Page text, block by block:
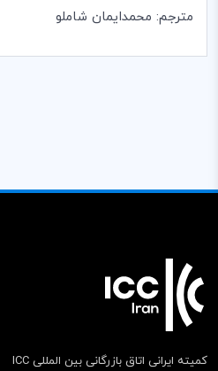
مترجم: محمدایمان شاملو
کمیته ایرانی اتاق بازرگانی بین المللی ICC